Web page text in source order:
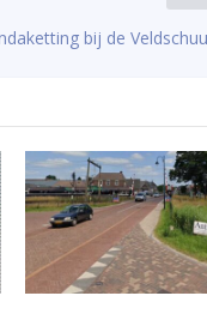
bij de